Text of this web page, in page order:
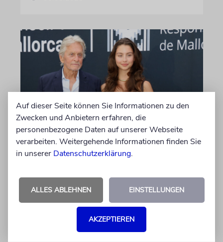
PALMA
Michael Douglas ist
Der Hollywood-Star mit jüdischem
Familienhintergrund wird für seine enge
Verbindung zu der spanischen Insel und sein
Engagement für deren kulturelles Erbe geehrt
Auf dieser Seite können Sie Informationen zu den
Zwecken und Anbietern erfahren, die
personenbezogene Daten auf unserer Webseite
verarbeiten. Weitergehende Informationen finden Sie
in unserer Datenschutzerklärung.
ALLES ABLEHNEN EINSTELLUNGEN
AKZEPTIEREN